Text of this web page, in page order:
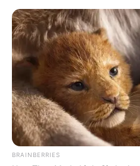
FARÁNDULA MATÍAS
MANTÉNGASE EN
Tenemos todas
interesan.
favor, active
ACTIVAR AHORA
BRAINBERRIES